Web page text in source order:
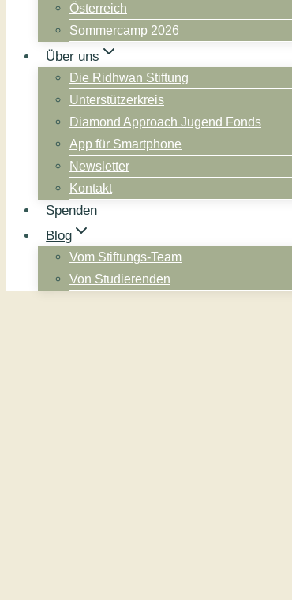
Österreich
Sommercamp 2026
Über uns
Die Ridhwan Stiftung
Unterstützerkreis
Diamond Approach Jugend Fonds
App für Smartphone
Newsletter
Kontakt
Spenden
Blog
Vom Stiftungs-Team
Von Studierenden